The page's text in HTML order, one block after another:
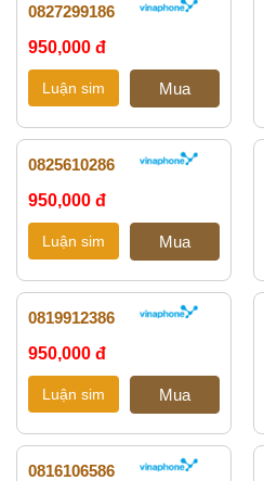
0827299186
950,000 đ
0825610286
950,000 đ
0819912386
950,000 đ
0816106586